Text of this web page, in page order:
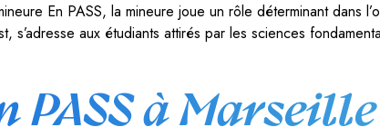
En PASS, la mineure joue un rôle déterminant dans
s’adresse aux étudiants attirés par les sciences
PASS à Marseille